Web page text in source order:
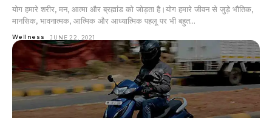
योग हमारे शरीर, मन, आत्मा और ब्रह्मांड को जोड़ता है।योग हमारे जीवन से जुड़े भौतिक,
मानसिक, भावनात्मक, आत्मिक और आध्यात्मिक पहलू पर भी बहुत...
Wellness JUNE 22, 2021